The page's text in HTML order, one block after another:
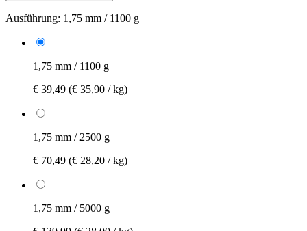
Ausführung: 1,75 mm / 1100 g
1,75 mm / 1100 g
€ 39,49 (€ 35,90 / kg)
1,75 mm / 2500 g
€ 70,49 (€ 28,20 / kg)
1,75 mm / 5000 g